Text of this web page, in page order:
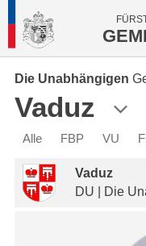
Die Unabhängigen
Vaduz
Alle FBP VU
Vaduz
DU | Die